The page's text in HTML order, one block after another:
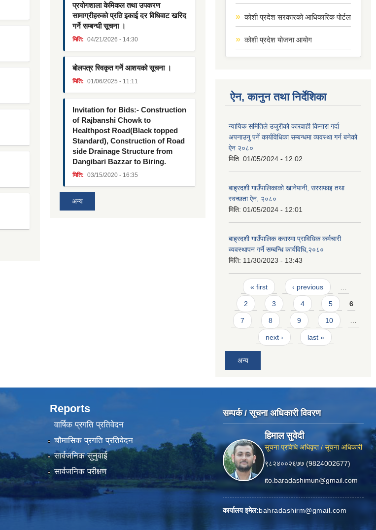
प्रयोगशाला केमिकल तथा उपकरण
सामाग्रीहरुको प्रति इकाई दर विधिवाट खरिद
गर्ने सम्बन्धी सूचना ।
मिति: 04/21/2026 - 14:30
बोलपत्र स्विकृत गर्ने आशयको सूचना ।
मिति: 01/06/2025 - 11:11
Invitation for Bids:- Construction
of Rajbanshi Chowk to
Healthpost Road(Black topped
Standard), Construction of Road
side Drainage Structure from
Dangibari Bazzar to Biring.
मिति: 03/15/2020 - 16:35
अन्य
कोशी प्रदेश सरकारको आधिकारिक पोर्टल
कोशी प्रदेश योजना आयोग
ऐन, कानुन तथा निर्देशिका
न्यायिक समितिले उजुरीको कारवाही किनारा गर्दा
अपनाउनु पर्ने कार्यविधिका सम्बन्धमा व्यवस्था गर्न बनेको
ऐन २०८०
मिति: 01/05/2024 - 12:02
बाह्रदशी गाउँपालिकाको खानेपानी, सरसफाइ तथा
स्वच्छता ऐन, २०८०
मिति: 01/05/2024 - 12:01
बाह्रदशी गाउँपालिक करारमा प्राविधिक कर्मचारी
व्यवस्थापन गर्ने सम्बन्धि कार्यविधि,२०८०
मिति: 11/30/2023 - 13:43
Pages
« first ‹ previous …
2 3 4 5 6
7 8 9 10 …
next › last »
अन्य
Reports
वार्षिक प्रगति प्रतिवेदन
चौमासिक प्रगति प्रतिवेदन
सार्वजनिक सुनुवाई
सार्वजनिक परीक्षण
सम्पर्क / सूचना अधिकारी विवरण
हिमाल सुवेदी
सूचना प्रविधि अधिकृत / सूचना अधिकारी
९८२४००२६७७ (9824002677)
ito.baradashimun@gmail.com
कार्यालय इमेल:bahradashirm@gmail.com